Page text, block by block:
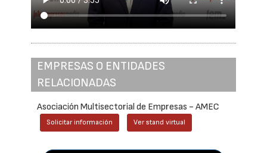
EMPRESAS O ENTIDADES
RELACIONADAS
Asociación Multisectorial de Empresas - AMEC
Solicitar información Ver stand virtual